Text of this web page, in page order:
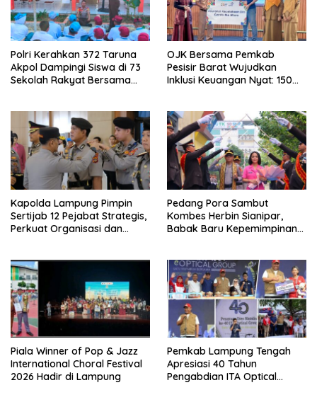
Polri Kerahkan 372 Taruna
Akpol Dampingi Siswa di 73
Sekolah Rakyat Bersama
OJK Bersama Pemkab
Pesisir Barat Wujudkan
Inklusi Keuangan Nyat: 150
Kapolda Lampung Pimpin
Sertijab 12 Pejabat Strategis,
Perkuat Organisasi dan
Pedang Pora Sambut
Kombes Herbin Sianipar,
Babak Baru Kepemimpinan
Piala Winner of Pop & Jazz
International Choral Festival
2026 Hadir di Lampung
Pemkab Lampung Tengah
Apresiasi 40 Tahun
Pengabdian ITA Optical